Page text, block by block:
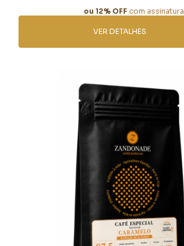
ou 12% OFF com assinatura
VER DETALHES